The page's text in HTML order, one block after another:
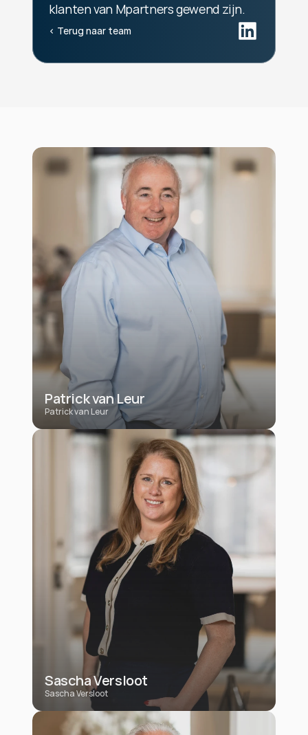
klanten van Mpartners gewend zijn.
‹ Terug naar team
Patrick van Leur
Patrick van Leur
Sascha Versloot
Sascha Versloot